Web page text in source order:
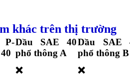
khác trên thị trường
P-Dầu SAE 40
phổ thông A
Dầu SAE
phổ thông B
❌
❌